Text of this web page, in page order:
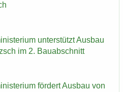
un­ter­stützt Aus­bau
im 2. Bau­ab­schnitt
för­dert Aus­bau von